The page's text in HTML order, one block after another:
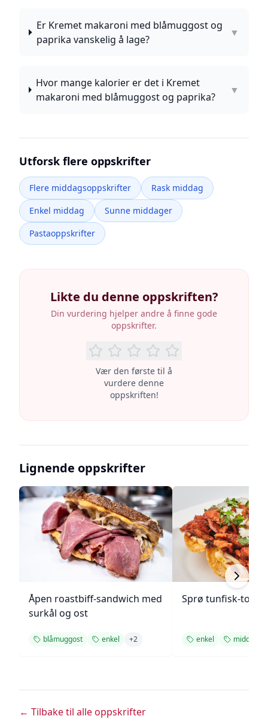
Er Kremet makaroni med blåmuggost og
paprika vanskelig å lage?
▼
Hvor mange kalorier er det i Kremet
makaroni med blåmuggost og paprika?
▼
Utforsk flere oppskrifter
Flere middagsoppskrifter
Rask middag
Enkel middag
Sunne middager
Pastaoppskrifter
Likte du denne oppskriften?
Din vurdering hjelper andre å finne gode
oppskrifter.
Vær den første til å
vurdere denne
oppskriften!
Lignende oppskrifter
Åpen roastbiff-sandwich med
surkål og ost
blåmuggost enkel +2
Sprø tunfisk-
enkel middag
← Tilbake til alle oppskrifter